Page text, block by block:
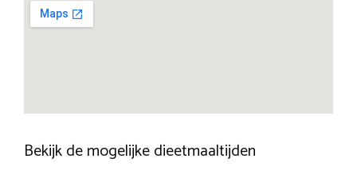
Bekijk de mogelijke dieetmaaltijden